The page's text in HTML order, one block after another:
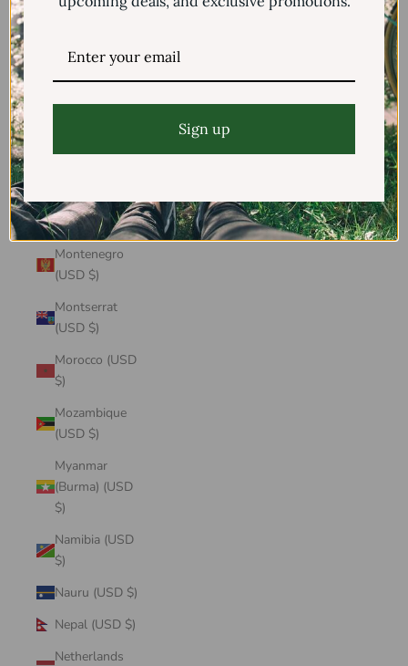
Mayotte (USD
Mexico (USD $)
Mongolia (USD
$)
Montenegro
(USD $)
Montserrat
(USD $)
Morocco (USD
$)
Mozambique
(USD $)
Myanmar
(Burma) (USD
$)
Namibia (USD
$)
Nauru (USD $)
Nepal (USD $)
Netherlands
Sign up